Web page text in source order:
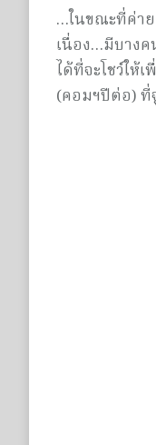
…ในขณะที่ค่าย
เนื่อง…มีบาง
ได้ที่จะโชว์ให้
(คอมฯปีต่อ) ที่